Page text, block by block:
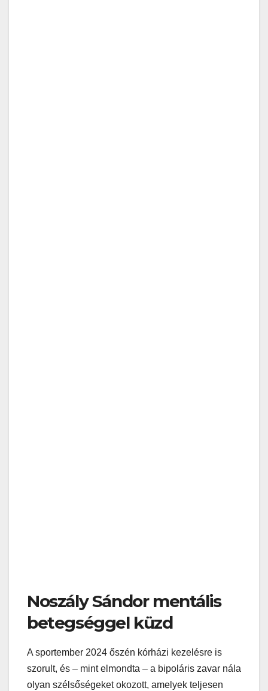
Noszály Sándor mentális
betegséggel küzd
A sportember 2024 őszén kórházi kezelésre is
szorult, és – mint elmondta – a bipoláris zavar nála
olyan szélsőségeket okozott, amelyek teljesen